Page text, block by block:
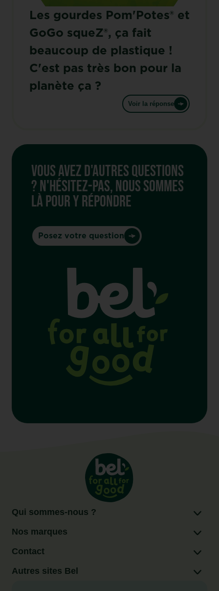
Les gourdes Pom'Potes® et
GoGo squeZ®, ça fait
beaucoup de plastique !
C'est pas très bon pour la
planète ça ?
Voir la réponse
VOUS AVEZ D'AUTRES QUESTIONS
? N'HÉSITEZ-PAS, NOUS SOMMES
LÀ POUR Y RÉPONDRE
Posez votre question
Qui sommes-nous ?
Nos marques
Contact
Autres sites Bel